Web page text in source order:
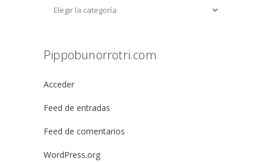
Pippobunorrotri.com
Acceder
Feed de entradas
Feed de comentarios
WordPress.org